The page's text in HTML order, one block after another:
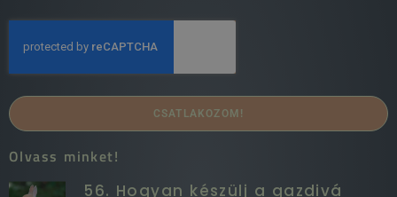
CSATLAKOZOM!
Olvass minket!
56. Hogyan készülj a gazdivá